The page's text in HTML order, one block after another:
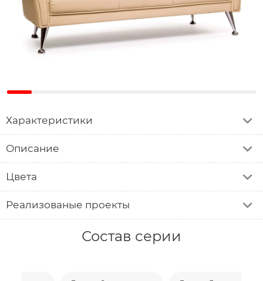
Характеристики
Описание
Цвета
Реализованые проекты
Состав серии